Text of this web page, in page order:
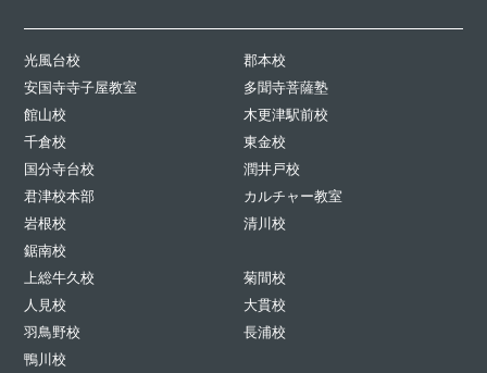
光風台校
安国寺寺子屋教室
館山校
千倉校
郡本校
多聞寺菩薩塾
木更津駅前校
東金校
国分寺台校
君津校本部
岩根校
鋸南校
潤井戸校
カルチャー教室
清川校
上総牛久校
人見校
羽鳥野校
菊間校
大貫校
長浦校
鴨川校